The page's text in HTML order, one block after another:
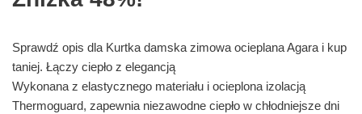
Sprawdź opis dla Kurtka damska zimowa ocieplana Agara i kup
taniej. Łączy ciepło z elegancją
Wykonana z elastycznego materiału i ocieplona izolacją
Thermoguard, zapewnia niezawodne ciepło w chłodniejsze dni